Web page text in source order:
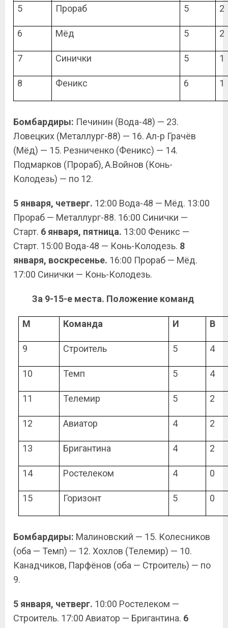
5 Прораб 5 2
6 Мёд 5 2
7 Синички 5 1
8 Феникс 6 1
Бомбардиры: Печинин (Вода-48) — 23.
Ловецких (Металлург-88) — 16. Ал-р Грачёв
(Мёд) — 15. Резниченко (Феникс) — 14.
Подмарков (Прораб), А.Войнов (Конь-
Колодезь) — по 12.
5 января, четверг. 12:00 Вода-48 — Мёд. 13:00
Прораб — Металлург-88. 16:00 Синички —
Старт. 6 января, пятница. 13:00 Феникс —
Старт. 15:00 Вода-48 — Конь-Колодезь. 8
января, воскресенье. 16:00 Прораб — Мёд.
17:00 Синички — Конь-Колодезь.
За 9-15-е места. Положение команд
М Команда И В
9 Строитель 5 4
10 Темп 5 4
11 Телемир 5 2
12 Авиатор 4 2
13 Бригантина 4 2
14 Ростелеком 4 0
15 Горизонт 5 0
Бомбардиры: Малиновский — 15. Колесников
(оба — Темп) — 12. Хохлов (Телемир) — 10.
Канадчиков, Парфёнов (оба — Строитель) — по
9.
5 января, четверг. 10:00 Ростелеком —
Строитель. 17:00 Авиатор — Бригантина. 6